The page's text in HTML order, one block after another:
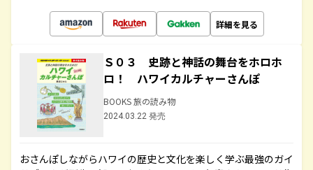
詳細を見る
Ｓ０３ 史跡と神話の舞台をホロホ
ロ！ ハワイカルチャーさんぽ
BOOKS 旅の読み物
2024.03.22 発売
おさんぽしながらハワイの歴史と文化を楽しく学ぶ最強のガイ